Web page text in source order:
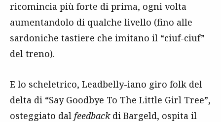
ricomincia più forte di prima, ogni volta
aumentandolo di qualche livello (fino alle
sardoniche tastiere che imitano il “ciuf-ciuf”
del treno).
E lo scheletrico, Leadbelly-iano giro folk del
delta di “Say Goodbye To The Little Girl Tree”,
osteggiato dal feedbackdi Bargeld, ospita il